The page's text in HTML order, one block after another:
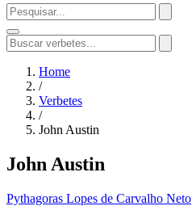
Home
/
Verbetes
/
John Austin
John Austin
Pythagoras Lopes de Carvalho Neto